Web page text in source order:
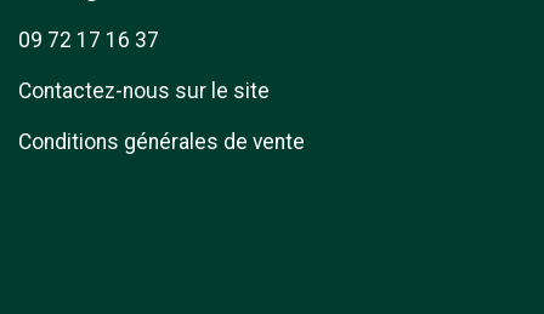
09 72 17 16 37
Contactez-nous sur le site
Conditions générales de vente